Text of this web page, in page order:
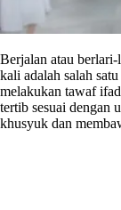
Berjalan atau
kali adalah salah
melakukan tawaf
tertib sesuai dengan
khusyuk dan